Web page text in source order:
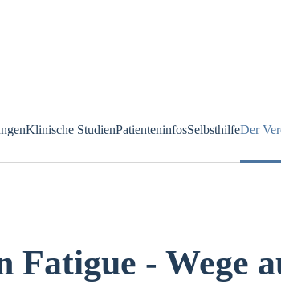
Klinische StudienPatienteninfosSelbsthilfeDer
Fatigue - Wege